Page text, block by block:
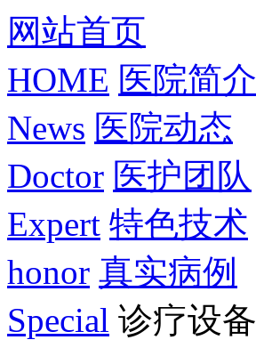
网站首页
HOME 医院简介
News 医院动态
Doctor 医护团队
Expert 特色技术
honor 真实病例
Special 诊疗设备